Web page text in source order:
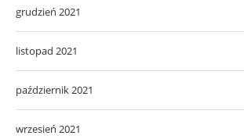
grudzień 2021
listopad 2021
październik 2021
wrzesień 2021